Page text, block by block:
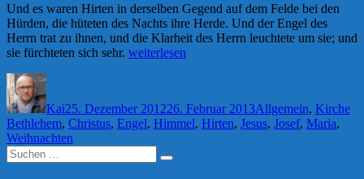
Und es waren Hirten in derselben Gegend auf dem Felde bei den
Hürden, die hüteten des Nachts ihre Herde. Und der Engel des
Herrn trat zu ihnen, und die Klarheit des Herrn leuchtete um sie; und
sie fürchteten sich sehr. „Fröhliche
weiterlesen
Autor
Kai25. Dezember 201226. Februar 2013Allgemein, Kirche
Bethlehem, Christus, Engel, Himmel, Hirten, Jesus, Josef, Maria,
Weihnachten
Suchen
nach:
Suchen